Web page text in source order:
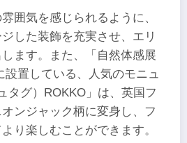
囲気を感じられるように、
した装飾を充実させ、エリ
ます。また、「自然体感展
設置している、人気のモニュ
タグ）ROKKO」は、英国フ
ンジャック柄に変身し、フ
り楽しむことができます。